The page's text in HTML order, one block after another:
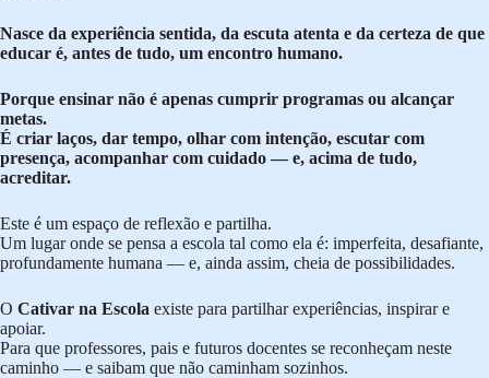
Nasce da experiência sentida, da escuta atenta e da certeza de que
educar é, antes de tudo, um encontro humano.
Porque ensinar não é apenas cumprir programas ou alcançar
metas.
É criar laços, dar tempo, olhar com intenção, escutar com
presença, acompanhar com cuidado — e, acima de tudo,
acreditar.
Este é um espaço de reflexão e partilha.
Um lugar onde se pensa a escola tal como ela é: imperfeita, desafiante,
profundamente humana — e, ainda assim, cheia de possibilidades.
O Cativar na Escola existe para partilhar experiências, inspirar e
apoiar.
Para que professores, pais e futuros docentes se reconheçam neste
caminho — e saibam que não caminham sozinhos.